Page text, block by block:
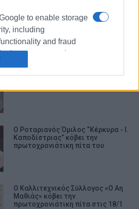
to enable storage
including
and fraud
user protection.
Ο Πολιτιστικός - Εξωραϊστικός
Σύλλογος Αναλήψεως Κάτω
Κορακιάνας κόβει την Πίτα του
Ο Ροταριανός Όμιλος “Κέρκυρα - I.
Καποδίστριας” κόβει την
πρωτοχρονιάτικη πίτα του
Ο Καλλιτεχνικός Σύλλογος «Ο Αη
Μαθιάς» κόβει την
πρωτοχρονιάτικη πίτα στις 18/1